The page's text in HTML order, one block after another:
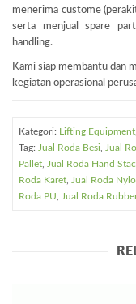
menerima custome
serta menjual spare
handling.
Kami siap membantu dan
kegiatan operasional
Kategori: Lifting Equipment
Tag: Jual Roda Besi
Jual
Pallet
Jual Roda Hand
Roda Karet
Jual Roda
Roda PU
Jual Roda